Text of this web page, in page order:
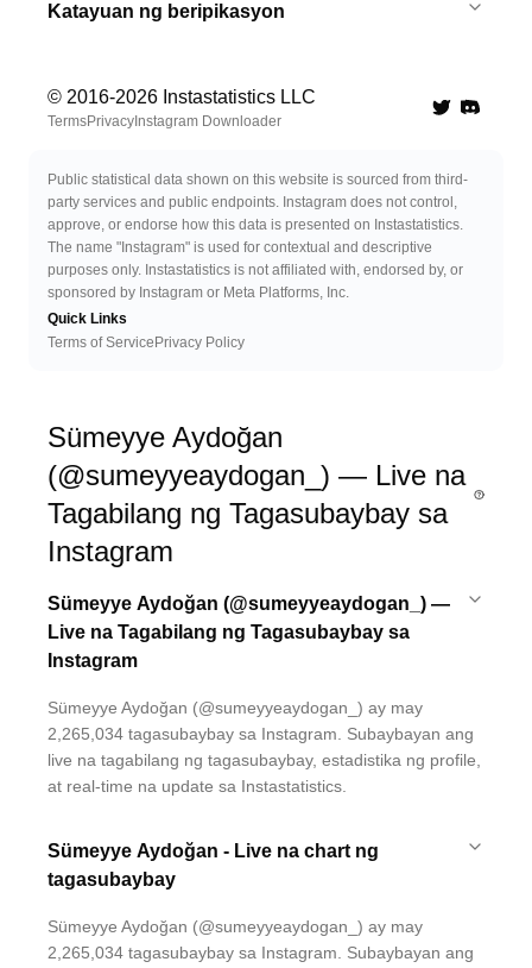
Katayuan ng beripikasyon
© 2016-2026 Instastatistics LLC
TermsPrivacy Instagram Downloader TwitterDiscord
Public statistical data shown on this website is sourced from third-
party services and public endpoints. Instagram does not control,
approve, or endorse how this data is presented on Instastatistics.
The name "Instagram" is used for contextual and descriptive
purposes only. Instastatistics is not affiliated with, endorsed by, or
sponsored by Instagram or Meta Platforms, Inc.
Quick Links
Terms of Service Privacy Policy
Sümeyye Aydoğan
(@sumeyyeaydogan_) — Live na
Tagabilang ng Tagasubaybay sa
Instagram
Sümeyye Aydoğan (@sumeyyeaydogan_) —
Live na Tagabilang ng Tagasubaybay sa
Instagram
Sümeyye Aydoğan (@sumeyyeaydogan_) ay may
2,265,034 tagasubaybay sa Instagram. Subaybayan ang
live na tagabilang ng tagasubaybay, estadistika ng profile,
at real-time na update sa Instastatistics.
Sümeyye Aydoğan - Live na chart ng
tagasubaybay
Sümeyye Aydoğan (@sumeyyeaydogan_) ay may
2,265,034 tagasubaybay sa Instagram. Subaybayan ang